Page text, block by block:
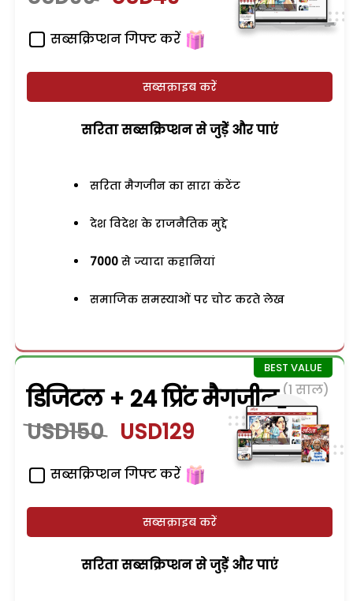
सब्सक्रिप्शन गिफ्ट करें
सब्सक्राइब करें
सरिता सब्सक्रिप्शन से जुड़ेें और पाएं
सरिता मैगजीन का सारा कंटेंट
देश विदेश के राजनैतिक मुद्दे
7000 से ज्यादा कहानियां
समाजिक समस्याओं पर चोट करते लेख
डिजिटल + 24 प्रिंट मैगजीन (1 साल)
USD150 USD129
सब्सक्रिप्शन गिफ्ट करें
सब्सक्राइब करें
सरिता सब्सक्रिप्शन से जुड़ेें और पाएं